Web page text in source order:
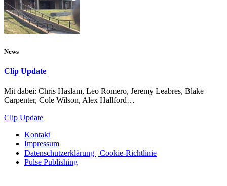
News
Clip Update
Mit dabei: Chris Haslam, Leo Romero, Jeremy Leabres, Blake
Carpenter, Cole Wilson, Alex Hallford…
Clip Update
Kontakt
Impressum
Datenschutzerklärung | Cookie-Richtlinie
Pulse Publishing